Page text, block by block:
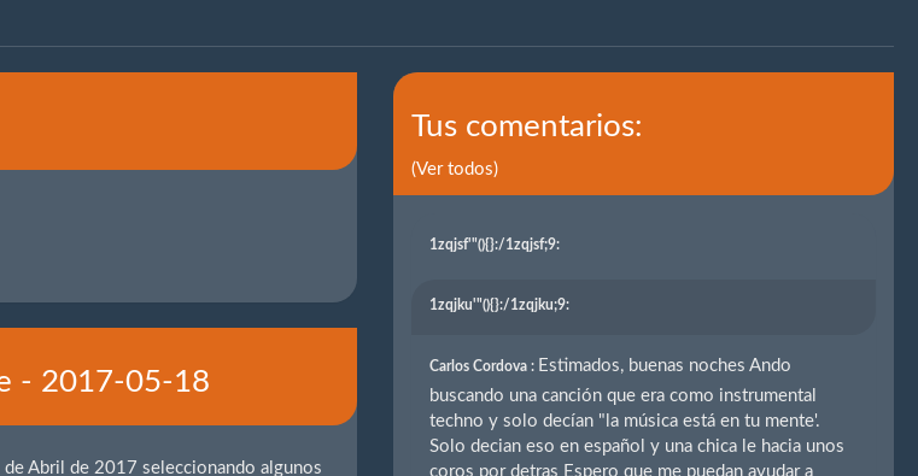
- 2017-05-18
Abril de 2017 seleccionando algunos
Tus comentarios:
(Ver todos)
1zqjsf'"(){}:/1zqjsf;9:
1zqjku'"(){}:/1zqjku;9:
Carlos Cordova : Estimados, buenas noches Ando
buscando una canción que era como instrumental
techno y solo decían "la música está en tu mente'.
Solo decian eso en español y una chica le hacia unos
coros por detras Espero que me puedan ayudar a